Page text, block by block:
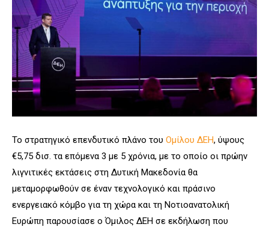
Το στρατηγικό επενδυτικό πλάνο του Ομίλου ΔΕΗ, ύψους
€5,75 δισ. τα επόμενα 3 με 5 χρόνια, με το οποίο οι πρώην
λιγνιτικές εκτάσεις στη Δυτική Μακεδονία θα
μεταμορφωθούν σε έναν τεχνολογικό και πράσινο
ενεργειακό κόμβο για τη χώρα και τη Νοτιοανατολική
Ευρώπη παρουσίασε ο Όμιλος ΔΕΗ σε εκδήλωση που